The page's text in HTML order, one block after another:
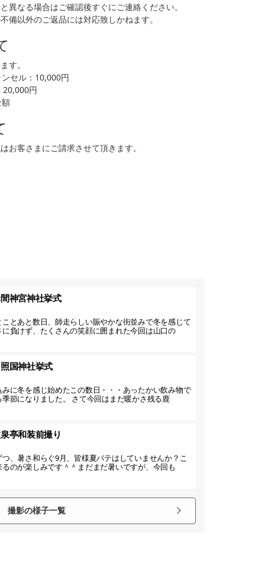
異なる場合はご確認後すぐにご連絡ください。
備以外のご返品には対応致しかねます。
す。
セル：10,000円
20,000円
お客さまにご請求させて頂きます。
間神宮神社挙式
とあと数日、師走らしい賑やかな街並みで冬を感じて
負けず、たくさんの笑顔に囲まれた今回は山口の
照国神社挙式
に冬を感じ始めたこの数日・・・あったかい飲み物で
節になりました。 さて今回はまだ暖かさ残る鹿
泉亭和装前撮り
、暑さ和らぐ9月、皆様夏バテはしていませんか？こ
のが楽しみです＾＾まだまだ暑いですが、今回も
撮影の様子一覧